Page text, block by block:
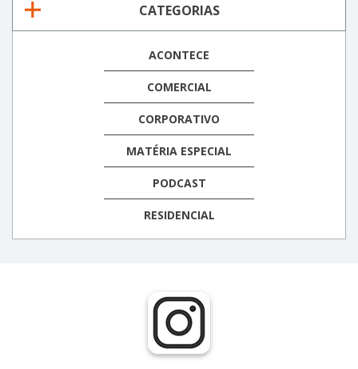
CATEGORIAS
ACONTECE
COMERCIAL
CORPORATIVO
MATÉRIA ESPECIAL
PODCAST
RESIDENCIAL